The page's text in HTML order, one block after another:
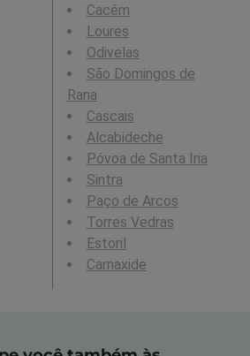
Cacém
Loures
Odivelas
São Domingos de
Rana
Cascais
Alcabideche
Póvoa de Santa Iria
Sintra
Paço de Arcos
Torres Vedras
Estoril
Carnaxide